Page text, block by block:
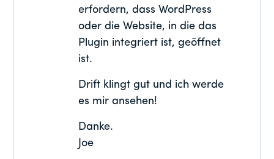
erfordern, dass WordPress
oder die Website, in die das
Plugin integriert ist, geöffnet
ist.
Drift klingt gut und ich werde
es mir ansehen!
Danke.
Joe